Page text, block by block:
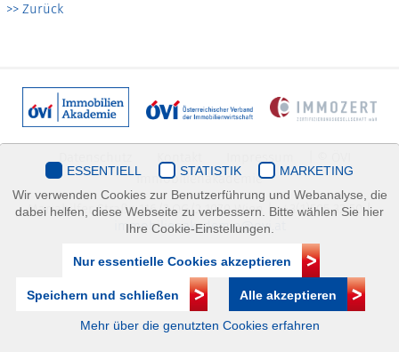
>> Zurück
Immobilienakademie
Mariahilfer Straße 116/2.OG/2 1070 Wien | +43(1)505 32 50 |
immobilienakademie@ovi.at
ESSENTIELL STATISTIK
MARKETING
Wir verwenden Cookies zur Benutzerführung und Webanalyse, die
dabei helfen, diese Webseite zu verbessern. Bitte wählen Sie hier
Ihre Cookie-Einstellungen.
Nur essentielle Cookies akzeptieren
Speichern und schließen Alle akzeptieren
Mehr über die genutzten Cookies erfahren